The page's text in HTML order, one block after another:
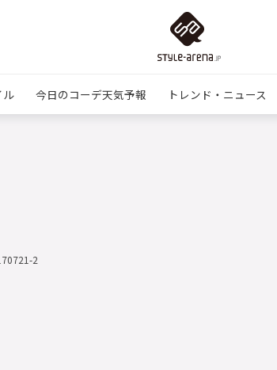
ル 今日のコーデ天気予報 トレンド・ニュース
2